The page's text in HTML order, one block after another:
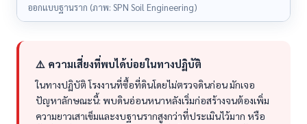
ออกแบบฐานราก (ภาพ: SPN Soil Engineering)
⚠️ ความเสี่ยงที่พบได้บ่อยในทางปฏิบัติ
ในทางปฏิบัติ โรงงานที่ซื้อที่ดินโดยไม่ตรวจดินก่อน มักเจอ
ปัญหาลักษณะนี้: พบดินอ่อนหนาหลังเริ่มก่อสร้างจนต้องเพิ่ม
ความยาวเสาเข็มและงบฐานรากสูงกว่าที่ประเมินไว้มาก หรือ